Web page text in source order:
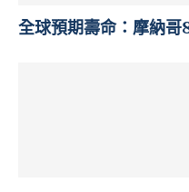
全球預期壽命：摩納